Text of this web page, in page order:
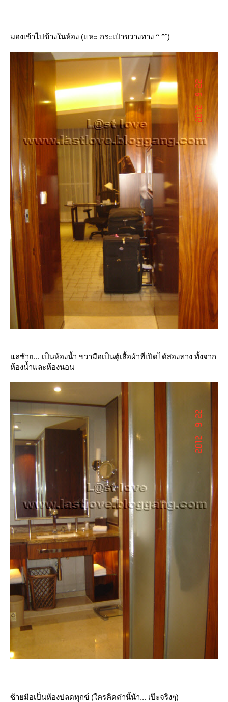
มองเข้าไปข้างในห้อง (แหะ กระเป๋าขวางทาง ^ ^")
ลซ้าย... เป็นห้องน้ำ ขวามือเป็นตู้เสื้อผ้าที่เปิดได้สองทาง ทั้งจาก
ห้องน้ำและห้องนอน
ซ้ายมือเป็นห้องปลดทุกข์ (ใครคิดคำนี้น้า... เป๊ะจริงๆ)